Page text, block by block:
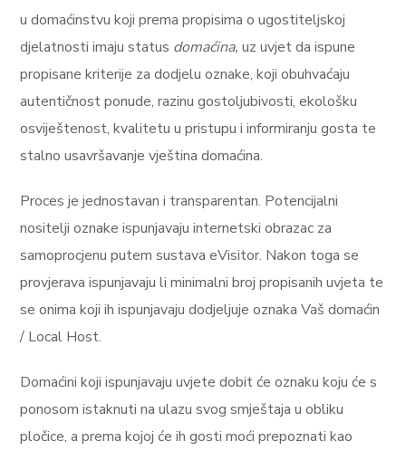
u domaćinstvu koji prema propisima o ugostiteljskoj
djelatnosti imaju status domaćina, uz uvjet da ispune
propisane kriterije za dodjelu oznake, koji obuhvaćaju
autentičnost ponude, razinu gostoljubivosti, ekološku
osviještenost, kvalitetu u pristupu i informiranju gosta te
stalno usavršavanje vještina domaćina.
Proces je jednostavan i transparentan. Potencijalni
nositelji oznake ispunjavaju internetski obrazac za
samoprocjenu putem sustava eVisitor. Nakon toga se
provjerava ispunjavaju li minimalni broj propisanih uvjeta te
se onima koji ih ispunjavaju dodjeljuje oznaka Vaš domaćin
/ Local Host.
Domaćini koji ispunjavaju uvjete dobit će oznaku koju će s
ponosom istaknuti na ulazu svog smještaja u obliku
pločice, a prema kojoj će ih gosti moći prepoznati kao